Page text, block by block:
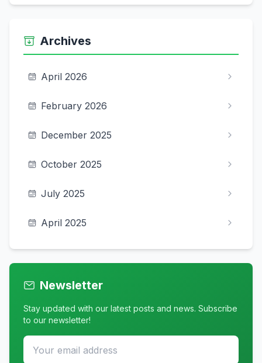
Archives
April 2026
February 2026
December 2025
October 2025
July 2025
April 2025
Newsletter
Stay updated with our latest posts and news. Subscribe
to our newsletter!